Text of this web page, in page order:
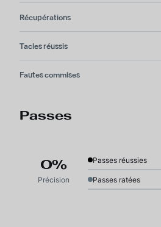
Récupérations
Tacles réussis
Fautes commises
Passes
0%
Précision
Passes réussies
Passes ratées